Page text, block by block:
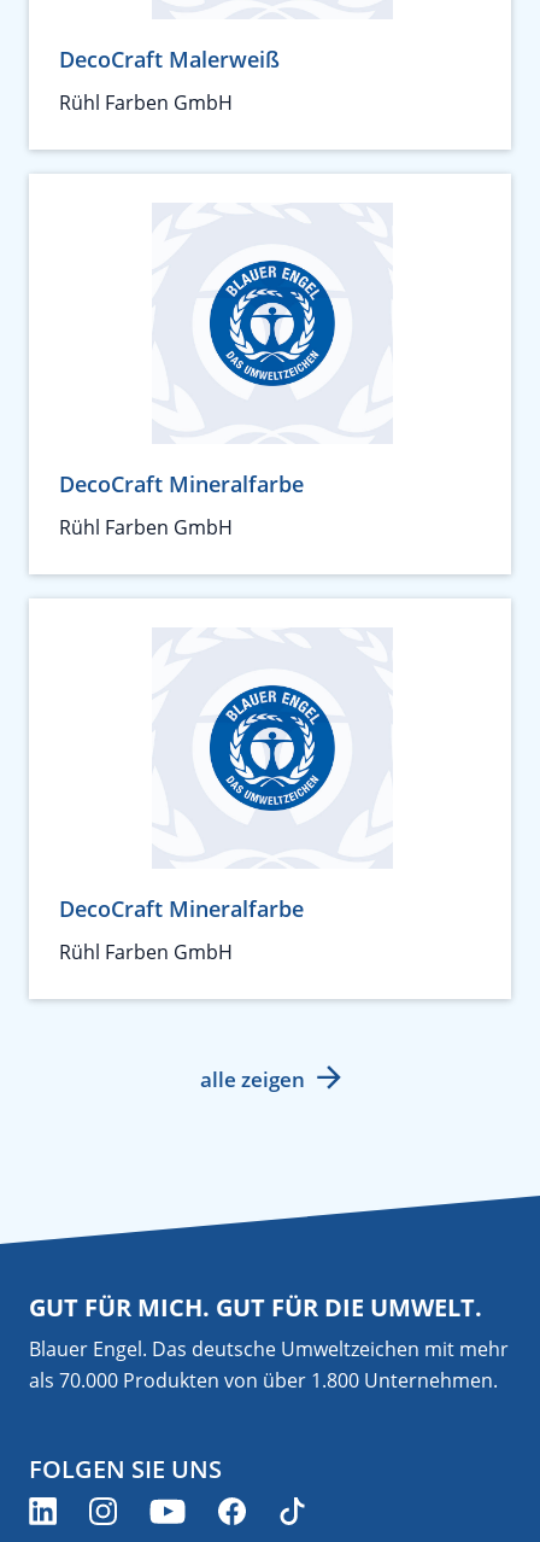
DecoCraft Malerweiß
Rühl Farben GmbH
DecoCraft Mineralfarbe
Rühl Farben GmbH
DecoCraft Mineralfarbe
Rühl Farben GmbH
alle zeigen
GUT FÜR MICH. GUT FÜR DIE UMWELT.
Blauer Engel. Das deutsche Umweltzeichen mit mehr
als 70.000 Produkten von über 1.800 Unternehmen.
FOLGEN SIE UNS